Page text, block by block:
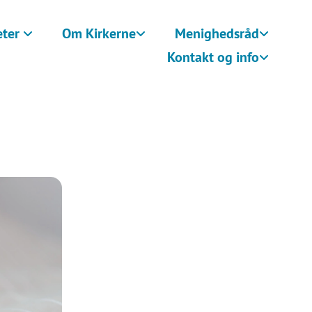
Om Kirkerne
Menighedsråd
Kontakt og info